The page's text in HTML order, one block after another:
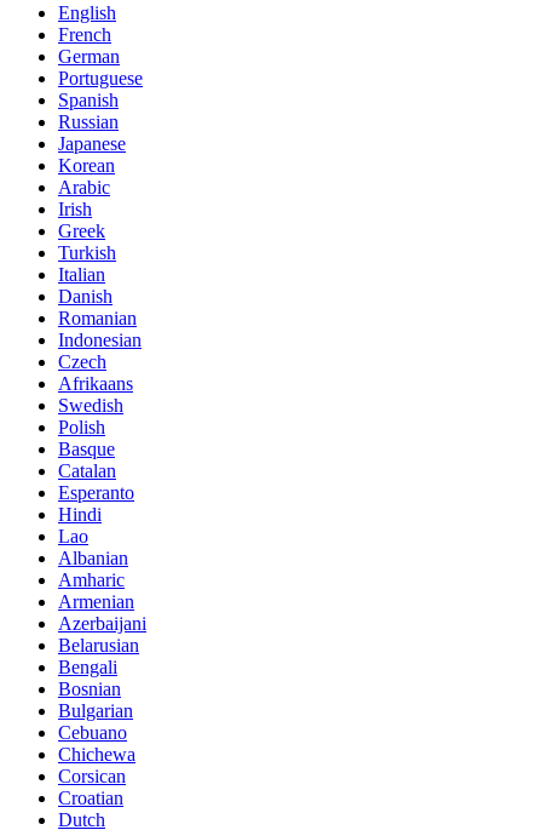
English
French
German
Portuguese
Spanish
Russian
Japanese
Korean
Arabic
Irish
Greek
Turkish
Italian
Danish
Romanian
Indonesian
Czech
Afrikaans
Swedish
Polish
Basque
Catalan
Esperanto
Hindi
Lao
Albanian
Amharic
Armenian
Azerbaijani
Belarusian
Bengali
Bosnian
Bulgarian
Cebuano
Chichewa
Corsican
Croatian
Dutch